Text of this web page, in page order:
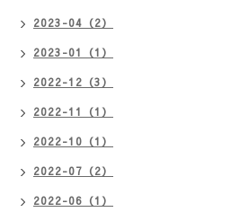
2023-04（2）
2023-01（1）
2022-12（3）
2022-11（1）
2022-10（1）
2022-07（2）
2022-06（1）